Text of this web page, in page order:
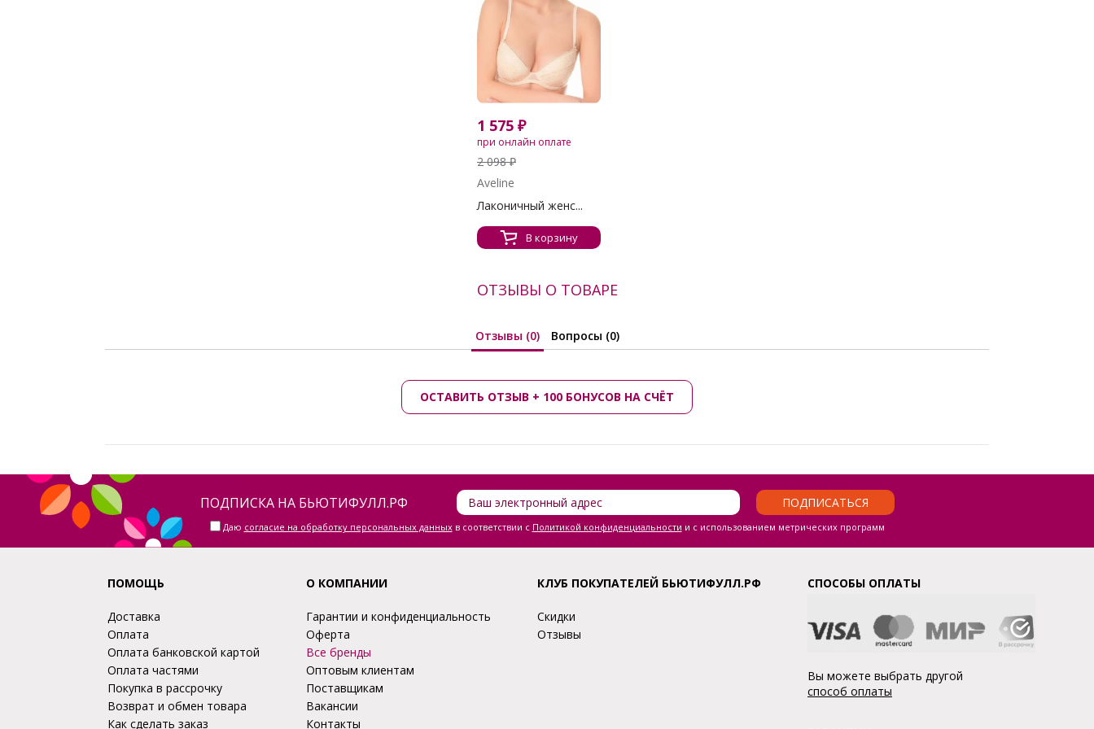
1 575 ₽
при онлайн оплате
2 098 ₽
Aveline
Лаконичный женс...
В корзину
ОТЗЫВЫ О ТОВАРЕ
Отзывы (0) Вопросы (0)
ОСТАВИТЬ ОТЗЫВ + 100 БОНУСОВ НА СЧЁТ
ПОДПИСКА НА БЬЮТИФУЛЛ.РФ ПОДПИСАТЬСЯ
Даю согласие на обработку персональных данныхв соответствии с Политикой конфиденциальности и с использованием метрических программ
ПОМОЩЬ
Доставка
Оплата
Оплата банковской картой
Оплата частями
Покупка в рассрочку
Возврат и обмен товара
Как сделать заказ
О КОМПАНИИ
Гарантии и конфиденциальность
Оферта
Все бренды
Оптовым клиентам
Поставщикам
Вакансии
Контакты
КЛУБ ПОКУПАТЕЛЕЙ БЬЮТИФУЛЛ.РФ
Скидки
Отзывы
СПОСОБЫ ОПЛАТЫ
Вы можете выбрать другой
способ оплаты